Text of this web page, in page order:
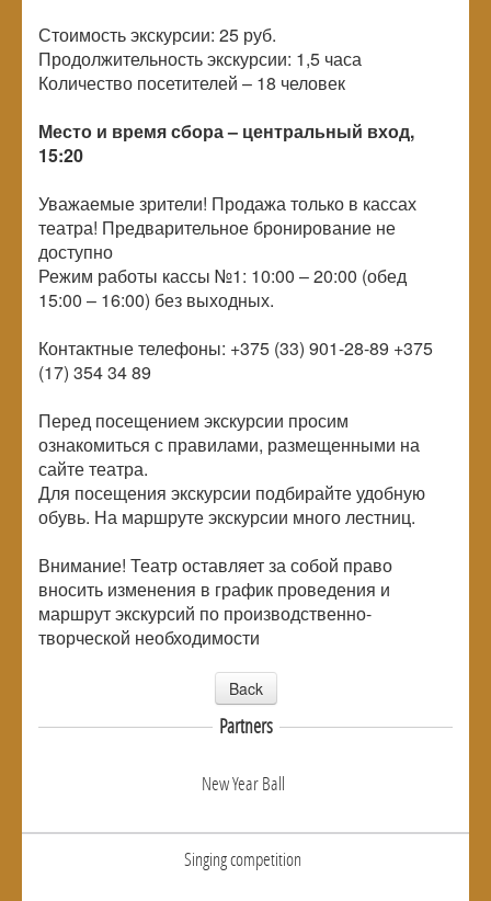
Стоимость экскурсии: 25 руб.
Продолжительность экскурсии: 1,5 часа
Количество посетителей – 18 человек
Место и время сбора – центральный вход,
15:20
Уважаемые зрители! Продажа только в кассах
театра! Предварительное бронирование не
доступно
Режим работы кассы №1: 10:00 – 20:00 (обед
15:00 – 16:00) без выходных.
Контактные телефоны: +375 (33) 901-28-89 +375
(17) 354 34 89
Перед посещением экскурсии просим
ознакомиться с правилами, размещенными на
сайте театра.
Для посещения экскурсии подбирайте удобную
обувь. На маршруте экскурсии много лестниц.
Внимание! Театр оставляет за собой право
вносить изменения в график проведения и
маршрут экскурсий по производственно-
творческой необходимости
Back
Partners
New Year Ball
Singing competition